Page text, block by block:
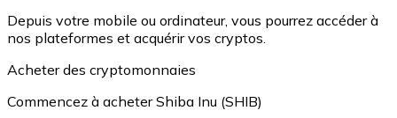
Depuis votre mobile ou ordinateur, vous pourrez accéder à
nos plateformes et acquérir vos cryptos.
Acheter des cryptomonnaies
Commencez à acheter Shiba Inu (SHIB)